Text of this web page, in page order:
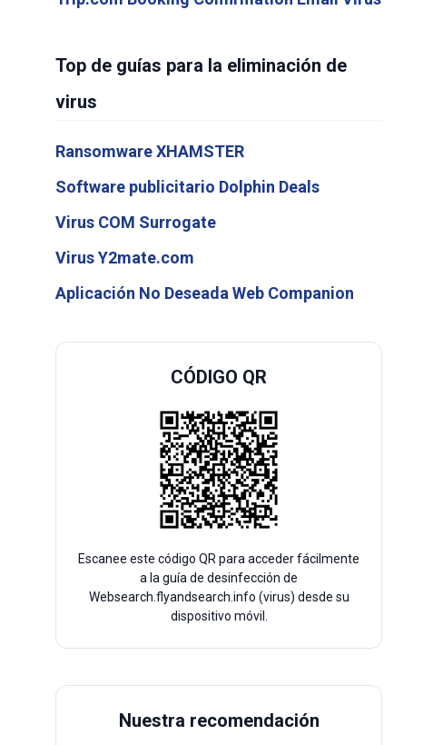
Top de guías para la eliminación de
virus
Ransomware XHAMSTER
Software publicitario Dolphin Deals
Virus COM Surrogate
Virus Y2mate.com
Aplicación No Deseada Web Companion
CÓDIGO QR
Escanee este código QR para acceder fácilmente
a la guía de desinfección de
Websearch.flyandsearch.info (virus) desde su
dispositivo móvil.
Nuestra recomendación